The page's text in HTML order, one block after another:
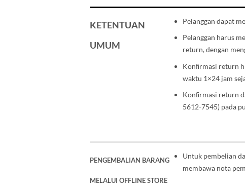
KETENTUAN
UMUM
Pelanggan dapat
Pelanggan harus
return, dengan
Konﬁrmasi return
waktu 1×24 jam
Konﬁrmasi return
5612-7545) pada
PENGEMBALIAN BARANG
MELALUI OFFLINE STORE
Untuk pembelian
membawa nota